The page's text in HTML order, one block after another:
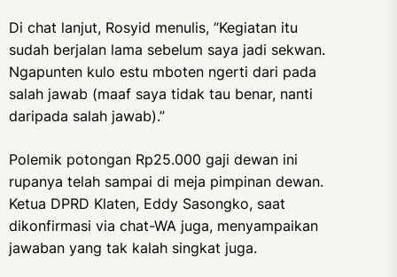
Di chat lanjut, Rosyid menulis, “Kegiatan itu
sudah berjalan lama sebelum saya jadi sekwan.
Ngapunten kulo estu mboten ngerti dari pada
salah jawab (maaf saya tidak tau benar, nanti
daripada salah jawab).”
Polemik potongan Rp25.000 gaji dewan ini
rupanya telah sampai di meja pimpinan dewan.
Ketua DPRD Klaten, Eddy Sasongko, saat
dikonfirmasi via chat-WA juga, menyampaikan
jawaban yang tak kalah singkat juga.